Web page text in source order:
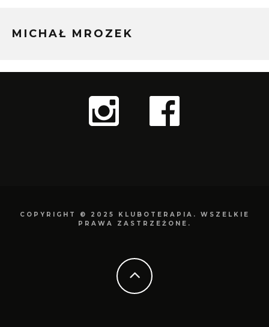
MICHAŁ MROZEK
COPYRIGHT © 2025 KLUBOTERAPIA. WSZELKIE
PRAWA ZASTRZEŻONE.